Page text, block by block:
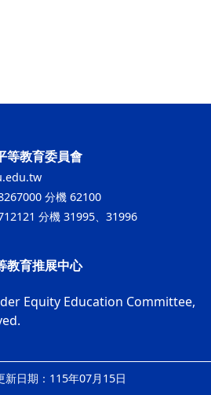
等教育委員會
分機 62100
分機 31995、31996
教育推展中心
Equity Education Committee,
新日期：115年07月15日